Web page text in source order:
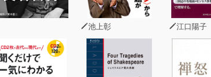
池上彰 江口陽子